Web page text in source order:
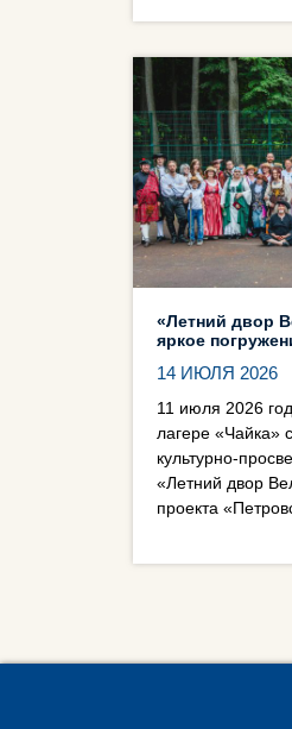
«Летний двор
яркое
14 ИЮЛЯ 2026
11 июля 2026
лагере «Чайка»
«Летний двор
проекта